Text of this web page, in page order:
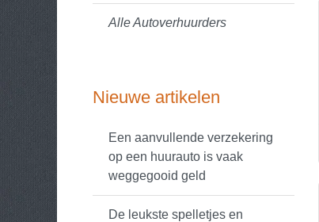
Alle Autoverhuurders
Nieuwe artikelen
Een aanvullende verzekering
op een huurauto is vaak
weggegooid geld
De leukste spelletjes en